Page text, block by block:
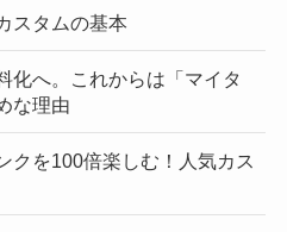
スタムの基本
化へ。これからは「マイタ
な理由
クを100倍楽しむ！人気カス